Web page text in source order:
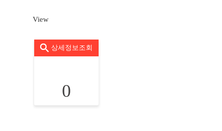
View
상세정보조회
0